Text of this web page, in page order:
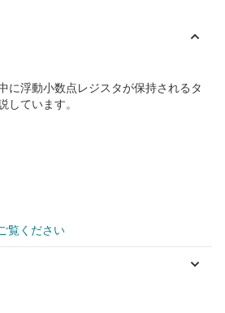
に浮動小数点レジスタが保持されるタ
しています。
覧ください